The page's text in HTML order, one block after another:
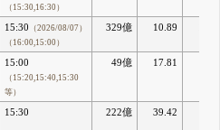
（15:30,16:30）
15:30 （2026/08/07）
（16:00,15:00）
329億 10.89
15:00
（15:20,15:40,15:30
等）
49億 17.81
15:30 222億 39.42